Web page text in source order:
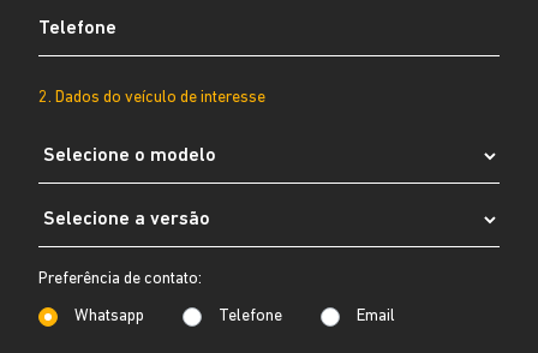
2. Dados do veículo de interesse
Preferência de contato:
Whatsapp Telefone Email